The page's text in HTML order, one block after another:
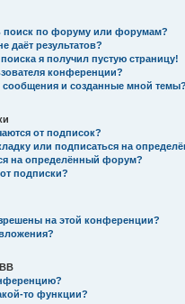
поиск по форуму или форумам?
даёт результатов?
я получил пустую страницу!
конференции?
сообщения и созданные мной темы?
от подписок?
или подписаться на
на определённый форум?
подписки?
на этой конференции?
то функции?